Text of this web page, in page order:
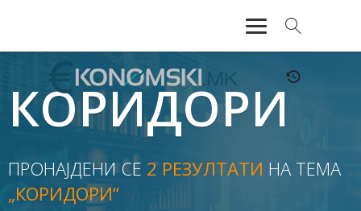
АКТУЕЛНО
ЕКОНОМИЈА
ФИНАНСИИ
БАНКАРСТВО
КОРИДОРИ
ПРОНАЈДЕНИ СЕ 2 РЕЗУЛТАТИ НА ТЕМА
„КОРИДОРИ“